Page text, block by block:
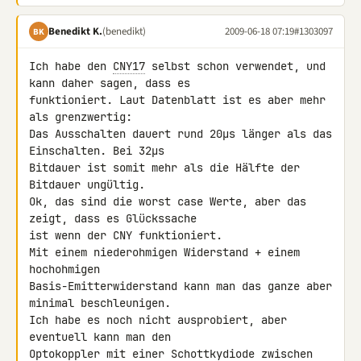
BK Benedikt K.(benedikt) 2009-06-18 07:19#1303097
Ich habe den CNY17 selbst schon verwendet, und
kann daher sagen, dass es
funktioniert. Laut Datenblatt ist es aber mehr
als grenzwertig:
Das Ausschalten dauert rund 20µs länger als das
Einschalten. Bei 32µs
Bitdauer ist somit mehr als die Hälfte der
Bitdauer ungültig.
Ok, das sind die worst case Werte, aber das
zeigt, dass es Glückssache
ist wenn der CNY funktioniert.
Mit einem niederohmigen Widerstand + einem
hochohmigen
Basis-Emitterwiderstand kann man das ganze aber
minimal beschleunigen.
Ich habe es noch nicht ausprobiert, aber
eventuell kann man den
Optokoppler mit einer Schottkydiode zwischen